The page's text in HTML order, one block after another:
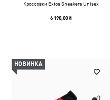
Кроссовки Extos Sneakers Unisex
6 190,00 ₴
НОВИНКА